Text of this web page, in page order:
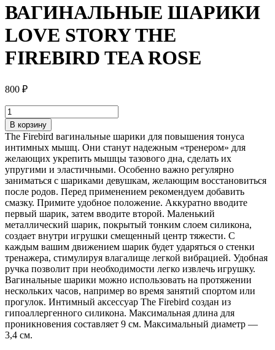
ВАГИНАЛЬНЫЕ ШАРИКИ
LOVE STORY THE
FIREBIRD TEA ROSE
800 ₽
В корзину
The Firebird вагинальные шарики для повышения тонуса
интимных мышц. Они станут надежным «тренером» для
желающих укрепить мышцы тазового дна, сделать их
упругими и эластичными. Особенно важно регулярно
заниматься с шариками девушкам, желающим восстановиться
после родов. Перед применением рекомендуем добавить
смазку. Примите удобное положение. Аккуратно вводите
первый шарик, затем вводите второй. Маленький
металлический шарик, покрытый тонким слоем силикона,
создает внутри игрушки смещенный центр тяжести. С
каждым вашим движением шарик будет ударяться о стенки
тренажера, стимулируя влагалище легкой вибрацией. Удобная
ручка позволит при необходимости легко извлечь игрушку.
Вагинальные шарики можно использовать на протяжении
нескольких часов, например во время занятий спортом или
прогулок. Интимный аксессуар The Firebird создан из
гипоаллергенного силикона. Максимальная длина для
проникновения составляет 9 см. Максимальный диаметр —
3,4 см.